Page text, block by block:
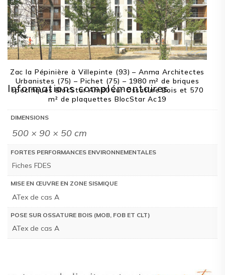
Zac la Pépinière à Villepinte (93) – Anma Architectes
Urbanistes (75) – Pichet (75) – 1980 m² de briques
spécifiques BlocStar Am80 sur Ossature Bois et 570
m² de plaquettes BlocStar Ac19
Informations complémentaires
DIMENSIONS
500 × 90 × 50 cm
FORTES PERFORMANCES ENVIRONNEMENTALES
Fiches FDES
MISE EN ŒUVRE EN ZONE SISMIQUE
ATex de cas A
POSE SUR OSSATURE BOIS (MOB, FOB ET CLT)
ATex de cas A